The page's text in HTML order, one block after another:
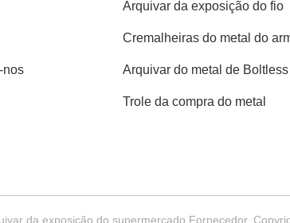
nos
Arquivar da exposição do fio
Cremalheiras do metal do
Arquivar do metal de Boltless
Trole da compra do metal
da exposição do supermercado Fornecedor.